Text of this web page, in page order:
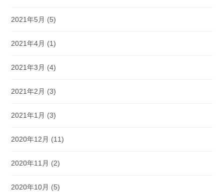
2021年5月 (5)
2021年4月 (1)
2021年3月 (4)
2021年2月 (3)
2021年1月 (3)
2020年12月 (11)
2020年11月 (2)
2020年10月 (5)